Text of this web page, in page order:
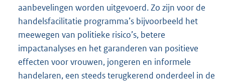
aanbevelingen worden uitgevoerd. Zo zijn voor de
handelsfacilitatie programma’s bijvoorbeeld het
meewegen van politieke risico’s, betere
impactanalyses en het garanderen van positieve
effecten voor vrouwen, jongeren en informele
handelaren, een steeds terugkerend onderdeel in de